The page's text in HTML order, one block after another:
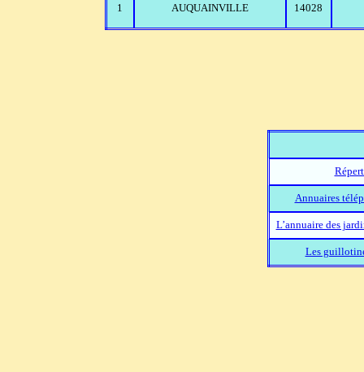
1 AUQUAINVILLE 14028
Annuaires
L’annuaire des
Les